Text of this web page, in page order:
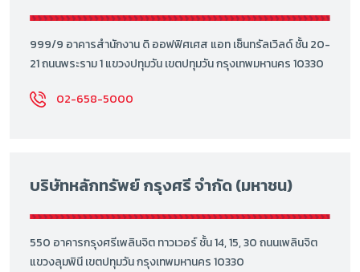
999/9 อาคารสำนักงาน ดิ ออฟฟิศเศส แอท เซ็นทรัลเวิลด์ ชั้น 20-
21 ถนนพระราม 1 แขวงปทุมวัน เขตปทุมวัน กรุงเทพมหานคร 10330
02-658-5000
บริษัทหลักทรัพย์ กรุงศรี จำกัด (มหาชน)
550 อาคารกรุงศรีเพลินจิต ทาวเวอร์ ชั้น 14, 15, 30 ถนนเพลินจิต
แขวงลุมพินี เขตปทุมวัน กรุงเทพมหานคร 10330